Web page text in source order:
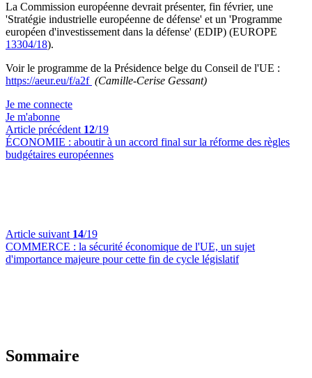
La Commission européenne devrait présenter, fin février, une
'Stratégie industrielle européenne de défense' et un 'Programme
européen d'investissement dans la défense' (EDIP) (EUROPE
13304/18).
Voir le programme de la Présidence belge du Conseil de l'UE :
https://aeur.eu/f/a2f (Camille-Cerise Gessant)
Je me connecte
Je m'abonne
Article précédent 12/19
ÉCONOMIE : aboutir à un accord final sur la réforme des règles
budgétaires européennes
Article suivant 14/19
COMMERCE : la sécurité économique de l'UE, un sujet
d'importance majeure pour cette fin de cycle législatif
Sommaire